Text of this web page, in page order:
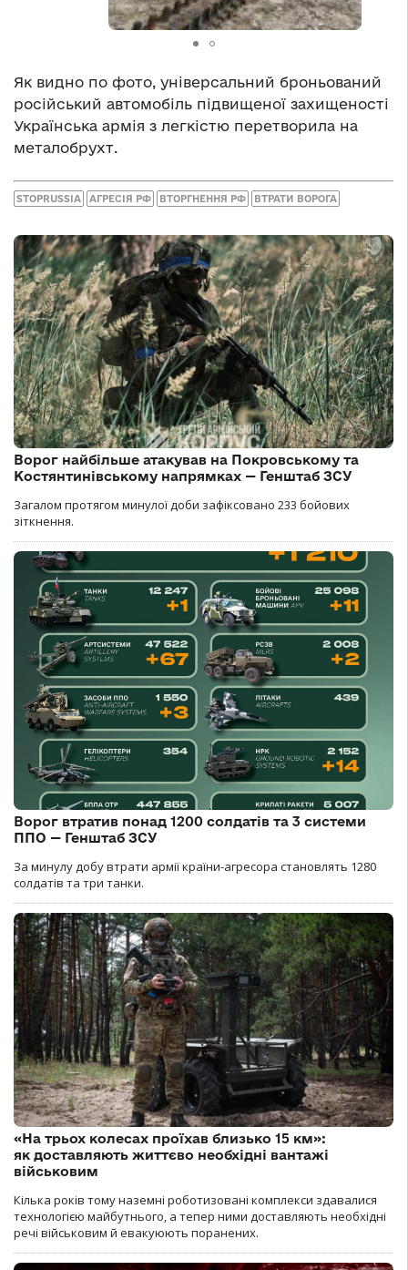
Як видно по фото, універсальний броньований
російський автомобіль підвищеної захищеності
Українська армія з легкістю перетворила на
металобрухт.
STOPRUSSIA АГРЕСІЯ РФ ВТОРГНЕННЯ РФ ВТРАТИ ВОРОГА
Ворог найбільше атакував на Покровському та
Костянтинівському напрямках — Генштаб ЗСУ
Загалом протягом минулої доби зафіксовано 233 бойових
зіткнення.
Ворог втратив понад 1200 солдатів та 3 системи
ППО — Генштаб ЗСУ
За минулу добу втрати армії країни-агресора становлять 1280
солдатів та три танки.
«На трьох колесах проїхав близько 15 км»:
як доставляють життєво необхідні вантажі
військовим
Кілька років тому наземні роботизовані комплекси здавалися
технологією майбутнього, а тепер ними доставляють необхідні
речі військовим й евакуюють поранених.